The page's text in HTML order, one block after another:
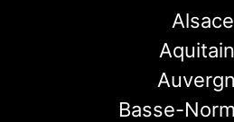
Alsace
Basse-